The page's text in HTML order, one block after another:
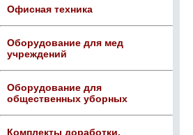
Офисная техника
Оборудование для мед
учреждений
Оборудование для
общественных уборных
Комплекты доработки,